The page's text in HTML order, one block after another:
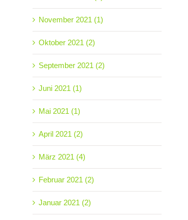
November 2021 (1)
Oktober 2021 (2)
September 2021 (2)
Juni 2021 (1)
Mai 2021 (1)
April 2021 (2)
März 2021 (4)
Februar 2021 (2)
Januar 2021 (2)